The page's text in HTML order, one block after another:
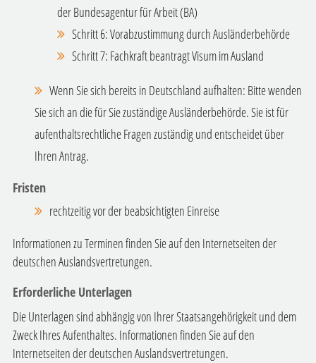
der Bundesagentur für Arbeit (BA)
Schritt 6: Vorabzustimmung durch Ausländerbehörde
Schritt 7: Fachkraft beantragt Visum im Ausland
Wenn Sie sich bereits in Deutschland aufhalten: Bitte wenden
Sie sich an die für Sie zuständige Ausländerbehörde. Sie ist für
aufenthaltsrechtliche Fragen zuständig und entscheidet über
Ihren Antrag.
Fristen
rechtzeitig vor der beabsichtigten Einreise
Informationen zu Terminen finden Sie auf den Internetseiten der
deutschen Auslandsvertretungen.
Erforderliche Unterlagen
Die Unterlagen sind abhängig von Ihrer Staatsangehörigkeit und dem
Zweck Ihres Aufenthaltes. Informationen finden Sie auf den
Internetseiten der deutschen Auslandsvertretungen.